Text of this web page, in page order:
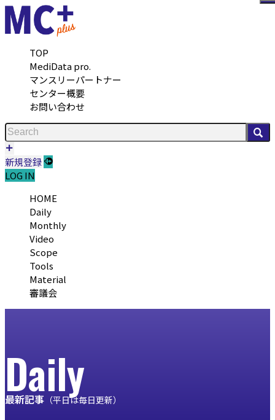
TOP
MediData pro.
マンスリーパートナー
センター概要
お問い合わせ
新規登録
LOG IN
HOME
Daily
Monthly
Video
Scope
Tools
Material
審議会
Daily
最新記事 （平日は毎日更新）
メ